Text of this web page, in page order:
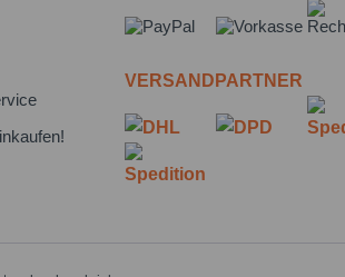
VERSANDPARTNER